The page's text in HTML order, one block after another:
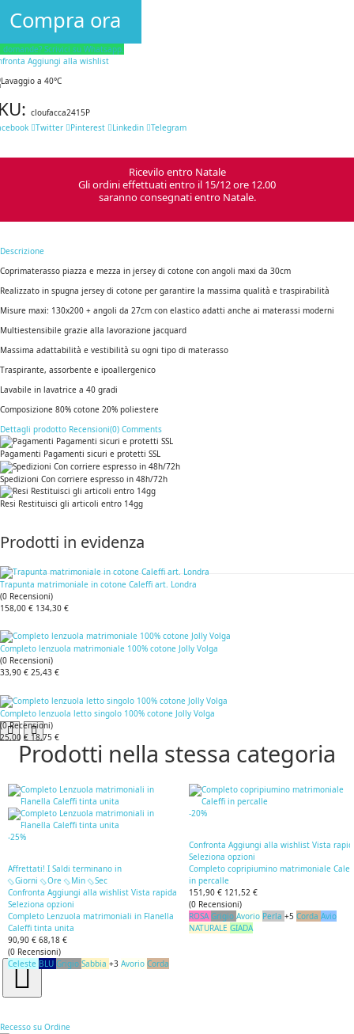
Compra ora
domande? Scrivici su Whatsapp.
Aggiungi alla wishlist
cloufacca2415P
Twitter Pinterest Linkedin Telegram
Ricevilo entro Natale
Gli ordini effettuati entro il 15/12 ore 12.00
saranno consegnati entro Natale.
Descrizione
Coprimaterasso piazza e mezza in jersey di cotone con angoli maxi da 30cm
Realizzato in spugna jersey di cotone per garantire la massima qualità e traspirabilità
Misure maxi: 130x200 + angoli da 27cm con elastico adatti anche ai materassi moderni
Multiestensibile grazie alla lavorazione jacquard
Massima adattabilità e vestibilità su ogni tipo di materasso
Traspirante, assorbente e ipoallergenico
Lavabile in lavatrice a 40 gradi
Composizione 80% cotone 20% poliestere
Dettagli prodotto Recensioni(0) Comments
Pagamenti Pagamenti sicuri e protetti SSL
Spedizioni Con corriere espresso in 48h/72h
Resi Restituisci gli articoli entro 14gg
Prodotti in evidenza
Trapunta matrimoniale in cotone Caleffi art. Londra
(0 Recensioni)
158,00 € 134,30 €
Completo lenzuola matrimoniale 100% cotone Jolly Volga
(0 Recensioni)
33,90 € 25,43 €
Completo lenzuola letto singolo 100% cotone Jolly Volga
(0Recensioni)
25,00 € 18,75 €
Prodotti nella stessa categoria
-25%
Affrettati! I Saldi terminano in
Giorni
Ore Min
Sec
Confronta Aggiungi alla wishlist Vista rapida
Seleziona opzioni
Completo Lenzuola matrimoniali in Flanella
Caleffi tinta unita
90,90 € 68,18 €
(0 Recensioni)
Celeste BLU Grigio Sabbia +3 Avorio Corda
-20%
Confronta Aggiungi alla wishlist Vista
Seleziona opzioni
Completo copripiumino matrimoniale
in percalle
151,90 € 121,52 €
(0 Recensioni)
ROSA Grigio Avorio Perla +5 Corda Avio
NATURALE GIADA
Recesso su Ordine